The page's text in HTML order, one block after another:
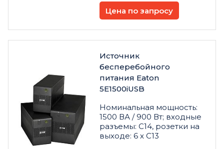
Цена по запросу
Источник
бесперебойного
питания Eaton
5E1500iUSB
Номинальная мощность:
1500 ВА / 900 Вт; входные
разъемы: C14, розетки на
выходе: 6 х C13